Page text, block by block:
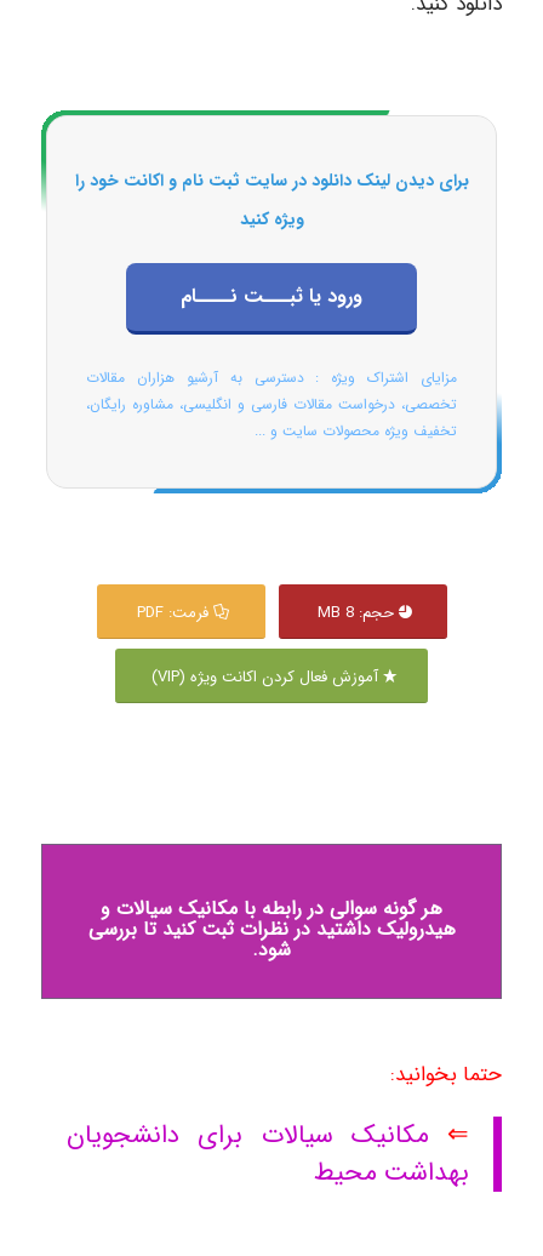
برای دیدن لینک دانلود در سایت ثبت نام و اکانت خود را
ویژه کنید
ورود یا ثبـــت نــــام
مزایای اشتراک ویژه : دسترسی به آرشیو هزاران مقالات
تخصصی، درخواست مقالات فارسی و انگلیسی، مشاوره رایگان،
تخفیف ویژه محصولات سایت و ...
حجم: 8 MB فرمت: PDF
آموزش فعال کردن اکانت ویژه (VIP)
هر گونه سوالی در رابطه با مکانیک سیالات و
هیدرولیک داشتید در نظرات ثبت کنید تا بررسی
شود.
حتما بخوانید:
⇐ مکانیک سیالات برای دانشجویان
بهداشت محیط